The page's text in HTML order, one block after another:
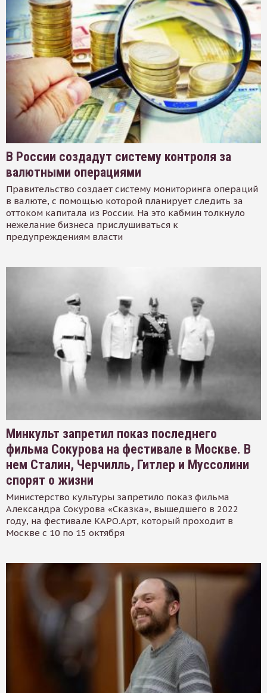
В России создадут систему контроля за
валютными операциями
Правительство создает систему мониторинга операций
в валюте, с помощью которой планирует следить за
оттоком капитала из России. На это кабмин толкнуло
нежелание бизнеса прислушиваться к
предупреждениям власти
Минкульт запретил показ последнего
фильма Сокурова на фестивале в Москве. В
нем Сталин, Черчилль, Гитлер и Муссолини
спорят о жизни
Министерство культуры запретило показ фильма
Александра Сокурова «Сказка», вышедшего в 2022
году, на фестивале КАРО.Арт, который проходит в
Москве с 10 по 15 октября